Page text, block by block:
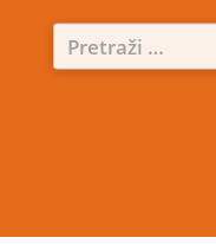
Pretraži: